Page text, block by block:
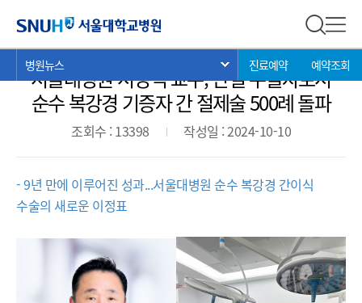
전체 검
현
재
병원뉴스 서브 메뉴 목록 열기
진료예약 예약조회
병원뉴스
서울대병원 서경석 교수, 단일 수술자로서
순수 복강경 기증자 간 절제술 500례 돌파
조회수 : 13398 작성일 : 2024-10-10
- 9년 만에 이루어진 성과...서울대병원 순수 복강경 간이식
수술의 새로운 이정표